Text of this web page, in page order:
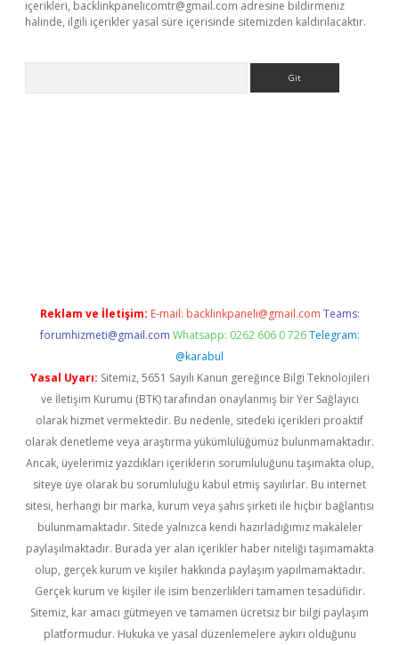
içerikleri, backlinkpanelicomtr@gmail.com adresine bildirmeniz
halinde, ilgili içerikler yasal süre içerisinde sitemizden kaldırılacaktır.
Reklam ve İletişim: E-mail: backlinkpaneli@gmail.com Teams:
forumhizmeti@gmail.com Whatsapp: 0262 606 0 726 Telegram:
@karabul
Yasal Uyarı: Sitemiz, 5651 Sayılı Kanun gereğince Bilgi Teknolojileri
ve İletişim Kurumu (BTK) tarafından onaylanmış bir Yer Sağlayıcı
olarak hizmet vermektedir. Bu nedenle, sitedeki içerikleri proaktif
olarak denetleme veya araştırma yükümlülüğümüz bulunmamaktadır.
Ancak, üyelerimiz yazdıkları içeriklerin sorumluluğunu taşımakta olup,
siteye üye olarak bu sorumluluğu kabul etmiş sayılırlar. Bu internet
sitesi, herhangi bir marka, kurum veya şahıs şirketi ile hiçbir bağlantısı
bulunmamaktadır. Sitede yalnızca kendi hazırladığımız makaleler
paylaşılmaktadır. Burada yer alan içerikler haber niteliği taşımamakta
olup, gerçek kurum ve kişiler hakkında paylaşım yapılmamaktadır.
Gerçek kurum ve kişiler ile isim benzerlikleri tamamen tesadüfidir.
Sitemiz, kar amacı gütmeyen ve tamamen ücretsiz bir bilgi paylaşım
platformudur. Hukuka ve yasal düzenlemelere aykırı olduğunu